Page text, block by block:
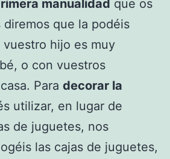
manualidad que os
diremos que la podéis
vuestro hijo es muy
o con vuestros
Para decorar la
utilizar, en lugar de
de juguetes, nos
las cajas de juguetes,